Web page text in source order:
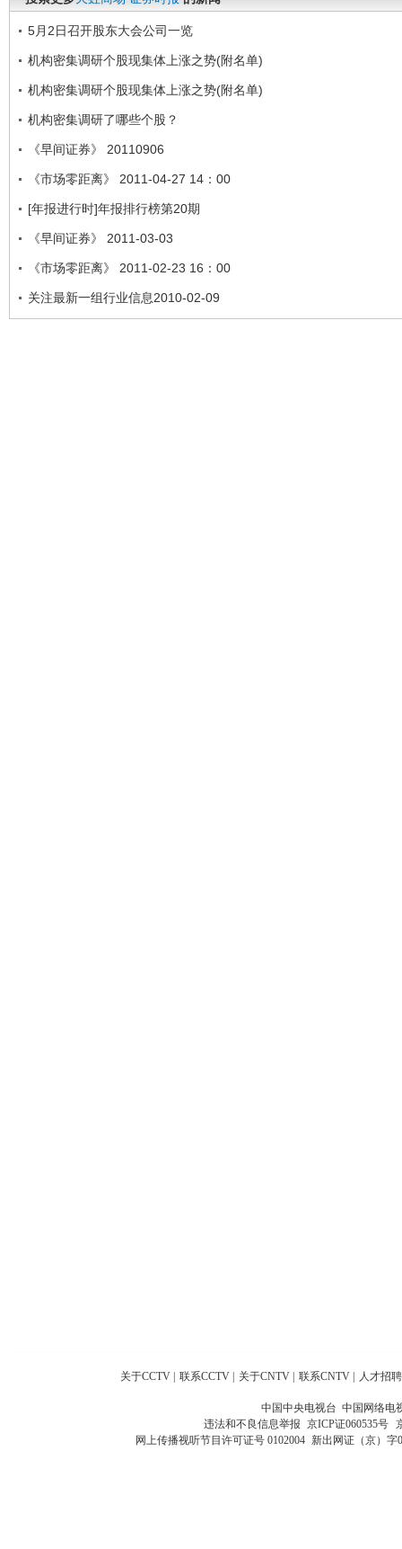
5月2日召开股东大会公司一览
机构密集调研个股现集体上涨之势(附名单)
机构密集调研个股现集体上涨之势(附名单)
机构密集调研了哪些个股？
《早间证券》 20110906
《市场零距离》 2011-04-27 14：00
[年报进行时]年报排行榜第20期
《早间证券》 2011-03-03
《市场零距离》 2011-02-23 16：00
关注最新一组行业信息2010-02-09
关于CCTV 联系CCTV 关于CNTV 联系CNTV 人才招聘
中国中央电视台 中国网络电
违法和不良信息举报 京ICP证060535号
网上传播视听节目许可证号 0102004 新出网证（京）